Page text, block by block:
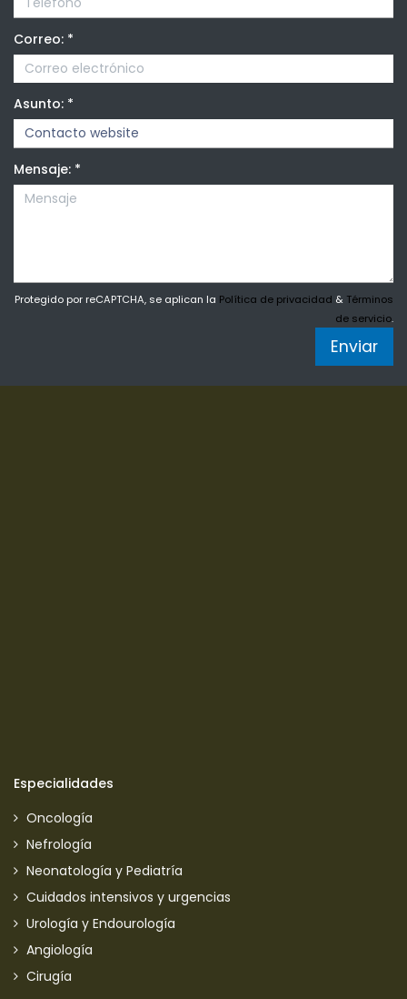
Correo: *
Asunto: *
Mensaje: *
Protegido por reCAPTCHA, se aplican la Política de privacidad & Términos
de servicio.
Enviar
Especialidades
Oncología
Nefrología
Neonatología y Pediatría
Cuidados intensivos y urgencias
Urología y Endourología
Angiología
Cirugía